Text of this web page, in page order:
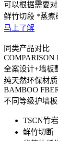
可以根据需要
鲜竹切段 *蒸煮
马上了解
同类产品对比
COMPARISON
全案设计+墙板
纯天然环保材
BAMBOO
不同等级护墙
TSCN竹
鲜竹切断